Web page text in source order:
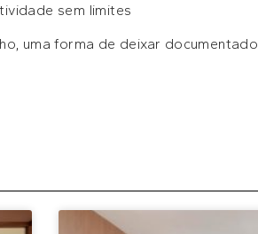
sem limites
uma forma de deixar documentado